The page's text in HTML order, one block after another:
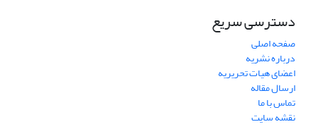
دسترسی سریع
صفحه اصلی
درباره نشریه
اعضای هیات تحریریه
ارسال مقاله
تماس با ما
نقشه سایت